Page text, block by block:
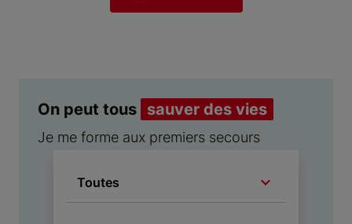
On peut tous sauver des vies
Je me forme aux premiers secours